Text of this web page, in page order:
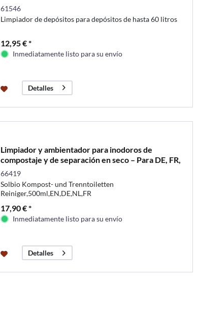
61546
Limpiador de depósitos para depósitos de hasta 60 litros
12,95 € *
Inmediatamente listo para su envío
Detalles
Limpiador y ambientador para inodoros de
compostaje y de separación en seco – Para DE, FR,
EN, NL...
66419
Solbio Kompost- und Trenntoiletten
Reiniger,500ml,EN,DE,NL,FR
17,90 € *
Inmediatamente listo para su envío
Detalles